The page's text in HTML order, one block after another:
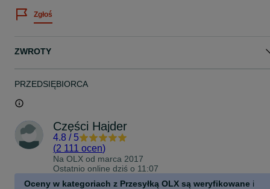
Zapraszamy do współpracy.
Możliwość wysyłki.
Zgłoś
ZWROTY
PRZEDSIĘBIORCA
Części Hajder
4.8 / 5
(2 111 ocen)
Na OLX od marca 2017
Ostatnio online dziś o 11:07
Oceny w kategoriach z Przesyłką OLX są weryfikowane i